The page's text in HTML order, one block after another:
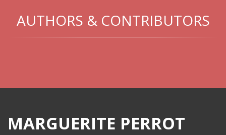
AUTHORS & CONTRIBUTORS
MARGUERITE PERROT